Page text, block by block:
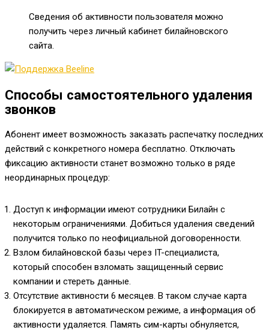
Сведения об активности пользователя можно
получить через личный кабинет билайновского
сайта.
Способы самостоятельного удаления
звонков
Абонент имеет возможность заказать распечатку последних
действий с конкретного номера бесплатно. Отключать
фиксацию активности станет возможно только в ряде
неординарных процедур:
Доступ к информации имеют сотрудники Билайн с
некоторым ограничениями. Добиться удаления сведений
получится только по неофициальной договоренности.
Взлом билайновской базы через IT-специалиста,
который способен взломать защищенный сервис
компании и стереть данные.
Отсутствие активности 6 месяцев. В таком случае карта
блокируется в автоматическом режиме, а информация об
активности удаляется. Память сим-карты обнуляется,